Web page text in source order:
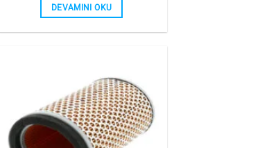
DEVAMINI OKU
Favorilerime
Ekle